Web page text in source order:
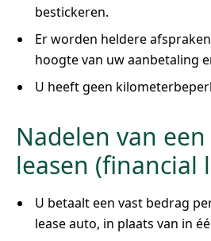
bestickeren.
Er worden heldere
hoogte van uw aanbetaling
U heeft geen
Nadelen van
leasen (financial
U betaalt een vast bedrag
lease auto, in plaats van in